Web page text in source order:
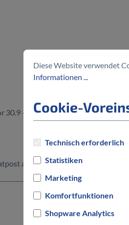
30.9 +31.6
adapter)
Diese Website verwendet
Informationen ...
Cookie-
Technisch erforderlich
Statistiken
Marketing
Komfortfunktionen
Shopware Analytics